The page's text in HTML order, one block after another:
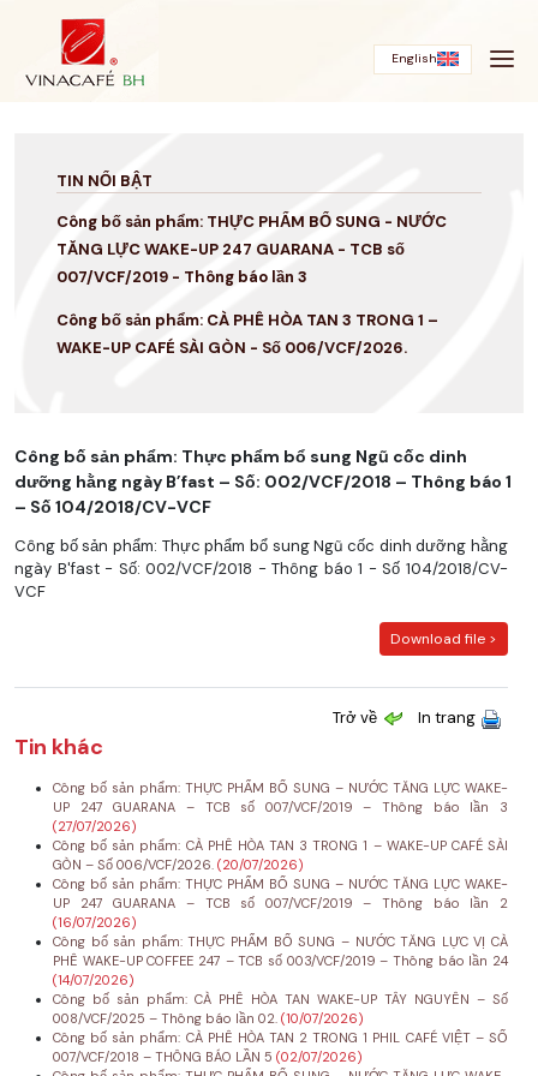
English
TIN NỔI BẬT
Công bố sản phẩm: THỰC PHẨM BỔ SUNG - NƯỚC
TĂNG LỰC WAKE-UP 247 GUARANA - TCB số
007/VCF/2019 - Thông báo lần 3
Công bố sản phẩm: CÀ PHÊ HÒA TAN 3 TRONG 1 –
WAKE-UP CAFÉ SÀI GÒN - Số 006/VCF/2026.
Công bố sản phẩm: Thực phẩm bổ sung Ngũ cốc dinh
dưỡng hằng ngày B’fast – Số: 002/VCF/2018 – Thông báo 1
– Số 104/2018/CV-VCF
Công bố sản phẩm: Thực phẩm bổ sung Ngũ cốc dinh dưỡng hằng
ngày B'fast - Số: 002/VCF/2018 - Thông báo 1 - Số 104/2018/CV-
VCF
Download file >
Trở về In trang
Tin khác
Công bố sản phẩm: THỰC PHẨM BỔ SUNG – NƯỚC TĂNG LỰC WAKE-
UP 247 GUARANA – TCB số 007/VCF/2019 – Thông báo lần 3
(27/07/2026)
Công bố sản phẩm: CÀ PHÊ HÒA TAN 3 TRONG 1 – WAKE-UP CAFÉ SÀI
GÒN – Số 006/VCF/2026. (20/07/2026)
Công bố sản phẩm: THỰC PHẨM BỔ SUNG – NƯỚC TĂNG LỰC WAKE-
UP 247 GUARANA – TCB số 007/VCF/2019 – Thông báo lần 2
(16/07/2026)
Công bố sản phẩm: THỰC PHẨM BỔ SUNG – NƯỚC TĂNG LỰC VỊ CÀ
PHÊ WAKE-UP COFFEE 247 – TCB số 003/VCF/2019 – Thông báo lần 24
(14/07/2026)
Công bố sản phẩm: CÀ PHÊ HÒA TAN WAKE-UP TÂY NGUYÊN – Số
008/VCF/2025 – Thông báo lần 02. (10/07/2026)
Công bố sản phẩm: CÀ PHÊ HÒA TAN 2 TRONG 1 PHIL CAFÉ VIỆT – SỐ
007/VCF/2018 – THÔNG BÁO LẦN 5 (02/07/2026)